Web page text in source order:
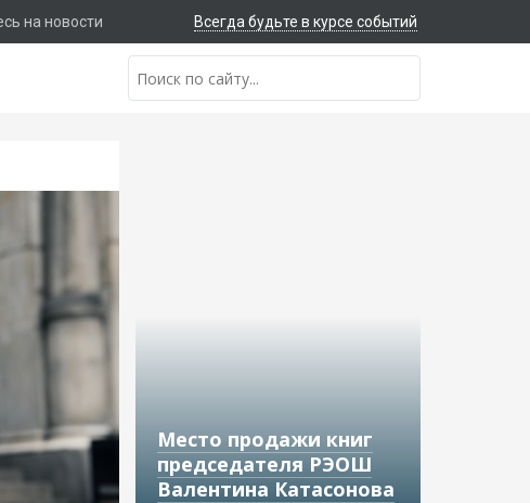
на новости Всегда будьте в курсе событий
Место продажи книг
председателя РЭОШ
Валентина Катасонова